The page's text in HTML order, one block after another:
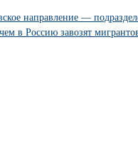
направление —
в Россию завозят